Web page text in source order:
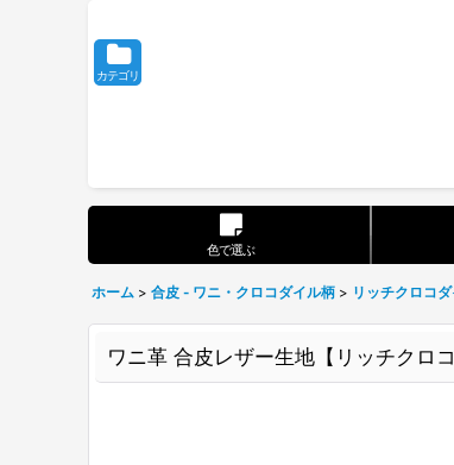
カテゴリ
色で選ぶ
ホーム > 合皮 - ワニ・クロコダイル柄 > リッチクロコ
ワニ革 合皮レザー生地【リッチクロ